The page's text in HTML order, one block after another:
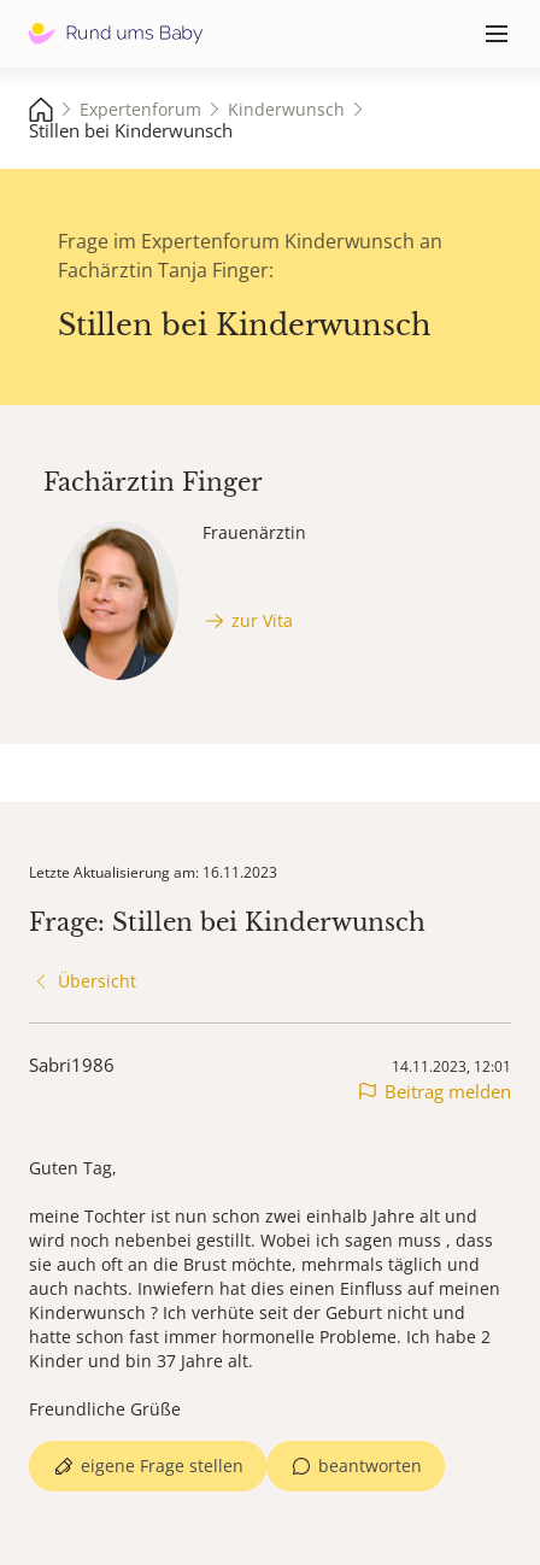
≡
Expertenforum Kinderwunsch
Stillen bei Kinderwunsch
Frage im Expertenforum Kinderwunsch an
Fachärztin Tanja Finger:
Stillen bei Kinderwunsch
Fachärztin Finger
Frauenärztin
zur Vita
Letzte Aktualisierung am: 16.11.2023
Frage: Stillen bei Kinderwunsch
Übersicht
Sabri1986 14.11.2023, 12:01
Beitrag melden
Guten Tag,
meine Tochter ist nun schon zwei einhalb Jahre alt und
wird noch nebenbei gestillt. Wobei ich sagen muss , dass
sie auch oft an die Brust möchte, mehrmals täglich und
auch nachts. Inwiefern hat dies einen Einfluss auf meinen
Kinderwunsch ? Ich verhüte seit der Geburt nicht und
hatte schon fast immer hormonelle Probleme. Ich habe 2
Kinder und bin 37 Jahre alt.
beantworten
eigene Frage stellen